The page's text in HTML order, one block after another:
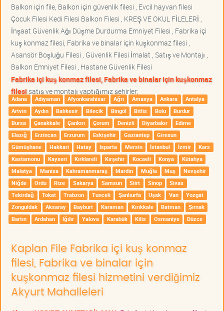
Balkon için file, Balkon için güvenlik filesi , Evcil hayvan filesi
Çocuk Filesi Kedi Filesi Balkon Filesi , KREŞ VE OKUL FİLELERİ ,
İnşaat Güvenlik Ağı Düşme Durdurma Emniyet Filesi , Fabrika içi
kuş konmaz filesi, Fabrika ve binalar için kuşkonmaz filesi ,
Asansör Boşluğu Filesi , Güvenlik Filesi İmalat , Satış ve Montajı ,
Balkon Emniyet Filesi , Hastane Güvenlik Filesi
Fabrika içi kuş konmaz filesi, Fabrika ve binalar için kuşkonmaz
filesisatış ve montajı yaptığımız şehirler;
Adana Adıyaman Afyonkarahisar Ağrı Amasya Ankara
Antalya
Artvin
Aydın Balıkesir Bilecik Bingöl Bitlis Bolu
Burdur
Bursa
Çanakkale Çankırı Çorum Denizli Diyarbakır
Edirne
Elazığ
Erzincan Erzurum Eskişehir Gaziantep
Giresun
Gümüşhane
Hakkari Hatay Isparta Mersin İstanbul İzmir
Kars
Kastamonu
Kayseri Kırklareli Kırşehir Kocaeli Konya
Kütahya
Malatya
Manisa Kahramanmaraş Mardin Muğla Muş
Nevşehir
Niğde
Ordu Rize Sakarya Samsun Siirt Sinop
Sivas
Tekirdağ
Tokat Trabzon Tunceli Şanlıurfa Uşak Van
Yozgat
Zonguldak
Aksaray Bayburt Karaman Kırıkkale Batman
Şırnak
Bartın
Ardahan Iğdır Yalova Karabük Kilis Osmaniye Düzce
Kaplan File Fabrika içi kuş konmaz
filesi, Fabrika ve binalar için
kuşkonmaz filesi hizmetini verdiğimiz
Akyurt Mahalleleri